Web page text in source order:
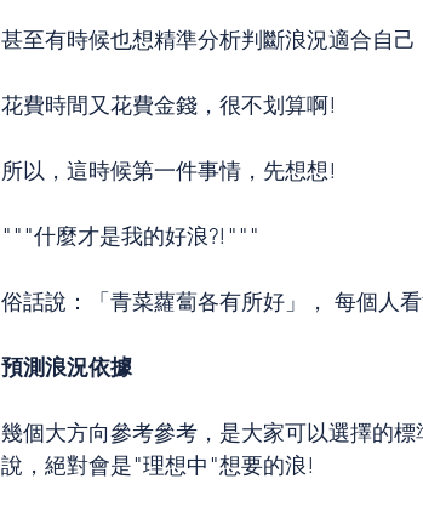
甚至有時候也想精準分析判斷浪況適合自
花費時間又花費金錢，很不划算啊!
所以，這時候第一件事情，先想想!
"""什麼才是我的好浪?!"""
俗話說：「青菜蘿蔔各有所好」， 每個人
預測浪況依據
幾個大方向參考參考，是大家可以選擇的
說，絕對會是"理想中"想要的浪!